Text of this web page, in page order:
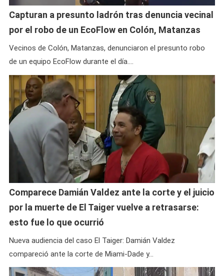
Capturan a presunto ladrón tras denuncia vecinal
por el robo de un EcoFlow en Colón, Matanzas
Vecinos de Colón, Matanzas, denunciaron el presunto robo
de un equipo EcoFlow durante el día.…
Comparece Damián Valdez ante la corte y el juicio
por la muerte de El Taiger vuelve a retrasarse:
esto fue lo que ocurrió
Nueva audiencia del caso El Taiger: Damián Valdez
compareció ante la corte de Miami-Dade y…